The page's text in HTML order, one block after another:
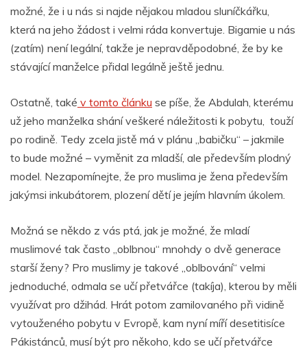
možné, že i u nás si najde nějakou mladou sluníčkářku,
která na jeho žádost i velmi ráda konvertuje. Bigamie u nás
(zatím) není legální, takže je nepravděpodobné, že by ke
stávající manželce přidal legálně ještě jednu.
Ostatně, také v tomto článku se píše, že Abdulah, kterému
už jeho manželka shání veškeré náležitosti k pobytu, touží
po rodině. Tedy zcela jistě má v plánu „babičku“ – jakmile
to bude možné – vyměnit za mladší, ale především plodný
model. Nezapomínejte, že pro muslima je žena především
jakýmsi inkubátorem, plození dětí je jejím hlavním úkolem.
Možná se někdo z vás ptá, jak je možné, že mladí
muslimové tak často „oblbnou“ mnohdy o dvě generace
starší ženy? Pro muslimy je takové „oblbování“ velmi
jednoduché, odmala se učí přetvářce (takíja), kterou by měli
využívat pro džihád. Hrát potom zamilovaného při vidině
vytouženého pobytu v Evropě, kam nyní míří desetitisíce
Pákistánců, musí být pro někoho, kdo se učí přetvářce